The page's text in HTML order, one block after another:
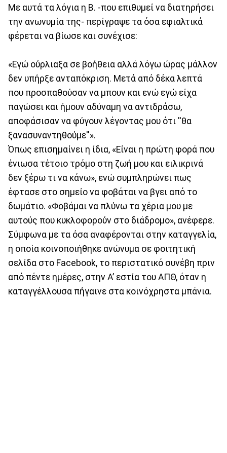
Με αυτά τα λόγια η Β. -που επιθυμεί να διατηρήσει
την ανωνυμία της- περίγραψε τα όσα εφιαλτικά
φέρεται να βίωσε και συνέχισε:
«Εγώ ούρλιαξα σε βοήθεια αλλά λόγω ώρας μάλλον
δεν υπήρξε ανταπόκριση. Μετά από δέκα λεπτά
που προσπαθούσαν να μπουν και ενώ εγώ είχα
παγώσει και ήμουν αδύναμη να αντιδράσω,
αποφάσισαν να φύγουν λέγοντας μου ότι ''θα
ξανασυναντηθούμε''».
Όπως επισημαίνει η ίδια, «Είναι η πρώτη φορά που
ένιωσα τέτοιο τρόμο στη ζωή μου και ειλικρινά
δεν ξέρω τι να κάνω», ενώ συμπληρώνει πως
έφτασε στο σημείο να φοβάται να βγει από το
δωμάτιο. «Φοβάμαι να πλύνω τα χέρια μου με
αυτούς που κυκλοφορούν στο διάδρομο», ανέφερε.
Σύμφωνα με τα όσα αναφέρονται στην καταγγελία,
η οποία κοινοποιήθηκε ανώνυμα σε φοιτητική
σελίδα στο Facebook, το περιστατικό συνέβη πριν
από πέντε ημέρες, στην Α’ εστία του ΑΠΘ, όταν η
καταγγέλλουσα πήγαινε στα κοινόχρηστα μπάνια.